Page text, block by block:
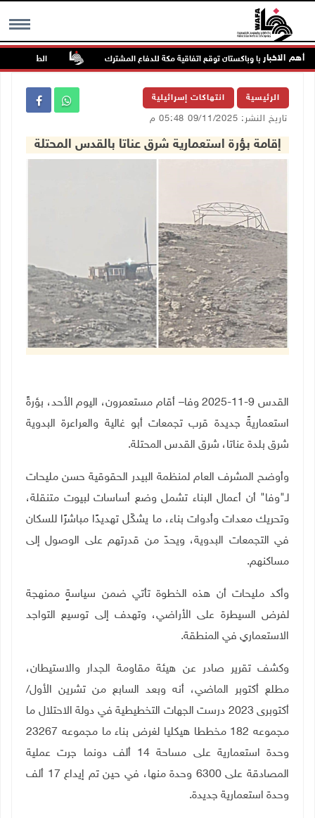
MENU أهم الاخبار
وتركيا وباكستان توقع اتفاقية مكة للدفاع المشترك الطقس: أجواء
الرئيسية انتهاكات إسرائيلية
تاريخ النشر: 09/11/2025 05:48 م
إقامة بؤرة استعمارية شرق عناتا بالقدس المحتلة
القدس 9-11-2025 وفا– أقام مستعمرون، اليوم الأحد، بؤرةً
استعماريةً جديدة قرب تجمعات أبو غالية والعراعرة البدوية
شرق بلدة عناتا، شرق القدس المحتلة.
وأوضح المشرف العام لمنظمة البيدر الحقوقية حسن مليحات
لـ"وفا" أن أعمال البناء تشمل وضع أساسات لبيوت متنقلة،
وتحريك معدات وأدوات بناء، ما يشكّل تهديدًا مباشرًا للسكان
في التجمعات البدوية، ويحدّ من قدرتهم على الوصول إلى
مساكنهم.
وأكد مليحات أن هذه الخطوة تأتي ضمن سياسةٍ ممنهجة
لفرض السيطرة على الأراضي، وتهدف إلى توسيع التواجد
الاستعماري في المنطقة.
وكشف تقرير صادر عن هيئة مقاومة الجدار والاستيطان،
مطلع أكتوبر الماضي، أنه وبعد السابع من تشرين الأول/
أكتوبرى 2023 درست الجهات التخطيطية في دولة الاحتلال ما
مجموعه 182 مخططا هيكليا لغرض بناء ما مجموعه 23267
وحدة استعمارية على مساحة 14 ألف دونما جرت عملية
المصادقة على 6300 وحدة منها، في حين تم إيداع 17 ألف
وحدة استعمارية جديدة.